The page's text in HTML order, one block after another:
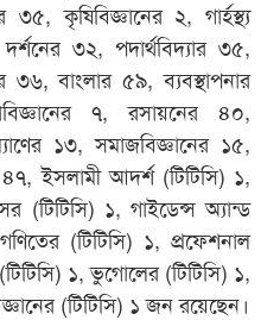
৩৫, কৃষিবিজ্ঞানের ২, গার্হস্থ্য
৩২, পদার্থবিদ্যার ৩৫,
৩৬, বাংলার ৫৯, ব্যবস্থাপনার
৭, রসায়নের ৪০,
১৩, সমাজবিজ্ঞানের ১৫,
৪৭, ইসলামী আদর্শ (টিটিসি) ১,
(টিটিসি) ১, গাইডেন্স অ্যান্ড
(টিটিসি) ১, প্রফেশনাল
১, ভুগোলের (টিটিসি) ১,
(টিটিসি) ১ জন রয়েছেন।